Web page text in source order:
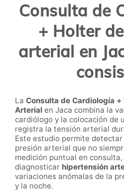
Consulta de
+ Holter
arterial en
La Consulta de Cardiología
Arterial en Jaca combina la
cardiólogo y la colocación de
registra la tensión arterial
Este estudio permite
presión arterial que no
medición puntual en
diagnosticar hipertensión
variaciones anómalas de la
y la noche.